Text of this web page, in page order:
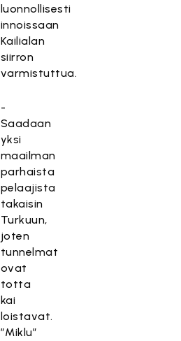
luonnollisesti
innoissaan
Kailialan
siirron
varmistuttua.
-
Saadaan
yksi
maailman
parhaista
pelaajista
takaisin
Turkuun,
joten
tunnelmat
ovat
totta
kai
loistavat.
”Miklu”